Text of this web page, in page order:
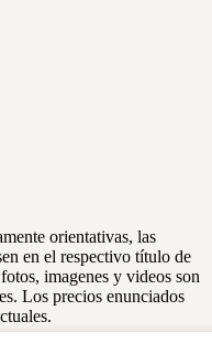
orientativas, las
en el respectivo título de
imagenes y videos son
Los precios enunciados